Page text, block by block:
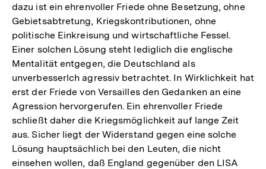
dazu ist ein ehrenvoller Friede ohne Besetzung, ohne
Gebietsabtretung, Kriegskontributionen, ohne
politische Einkreisung und wirtschaftliche Fessel.
Einer solchen Lösung steht lediglich die englische
Mentalität entgegen, die Deutschland als
unverbesserlch agressiv betrachtet. In Wirklichkeit hat
erst der Friede von Versailles den Gedanken an eine
Agression hervorgerufen. Ein ehrenvoller Friede
schließt daher die Kriegsmöglichkeit auf lange Zeit
aus. Sicher liegt der Widerstand gegen eine solche
Lösung hauptsächlich bei den Leuten, die nicht
einsehen wollen, daß England gegenüber den LISA